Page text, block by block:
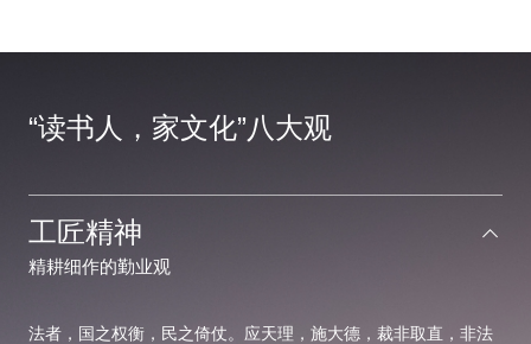
“读书人，家文化”八大观
工匠精神
精耕细作的勤业观
法者，国之权衡，民之倚仗。应天理，施大德，裁非取直，非法